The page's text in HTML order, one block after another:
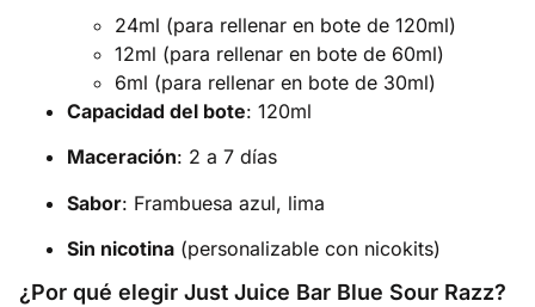
24ml (para rellenar en bote de 120ml)
12ml (para rellenar en bote de 60ml)
6ml (para rellenar en bote de 30ml)
Capacidad del bote: 120ml
Maceración: 2 a 7 días
Sabor: Frambuesa azul, lima
Sin nicotina (personalizable con nicokits)
¿Por qué elegir Just Juice Bar Blue Sour Razz?